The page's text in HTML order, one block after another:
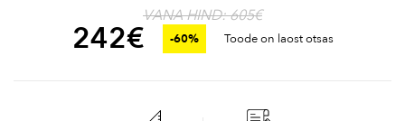
VANA HIND: 605€
242€ -60% Toode on laost otsas